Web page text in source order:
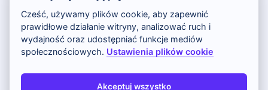
Wakacje w Egipcie
Rankingi hoteli
Kontakt i reklama
Polityka prywatności
Cześć, używamy plików cookie, aby zapewnić
prawidłowe działanie witryny, analizować ruch i
wydajność oraz udostępniać funkcje mediów
społecznościowych. Ustawienia plików cookie
Akceptuj wszystko